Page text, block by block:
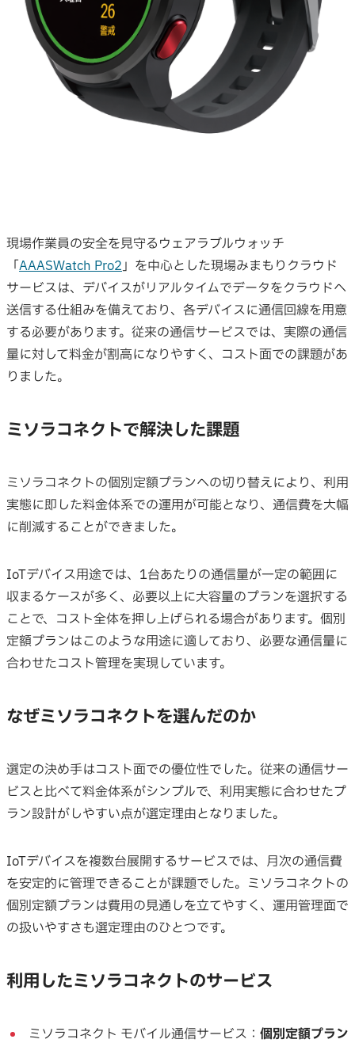
現場作業員の安全を見守るウェアラブルウォッチ
「AAASWatch Pro2」を中心とした現場みまもりクラウド
サービスは、デバイスがリアルタイムでデータをクラウドへ
送信する仕組みを備えており、各デバイスに通信回線を用意
する必要があります。従来の通信サービスでは、実際の通信
量に対して料金が割高になりやすく、コスト面での課題があ
りました。
ミソラコネクトで解決した課題
ミソラコネクトの個別定額プランへの切り替えにより、利用
実態に即した料金体系での運用が可能となり、通信費を大幅
に削減することができました。
IoTデバイス用途では、1台あたりの通信量が一定の範囲に
収まるケースが多く、必要以上に大容量のプランを選択する
ことで、コスト全体を押し上げられる場合があります。個別
定額プランはこのような用途に適しており、必要な通信量に
合わせたコスト管理を実現しています。
なぜミソラコネクトを選んだのか
選定の決め手はコスト面での優位性でした。従来の通信サー
ビスと比べて料金体系がシンプルで、利用実態に合わせたプ
ラン設計がしやすい点が選定理由となりました。
IoTデバイスを複数台展開するサービスでは、月次の通信費
を安定的に管理できることが課題でした。ミソラコネクトの
個別定額プランは費用の見通しを立てやすく、運用管理面で
の扱いやすさも選定理由のひとつです。
利用したミソラコネクトのサービス
ミソラコネクト モバイル通信サービス： 個別定額プラン